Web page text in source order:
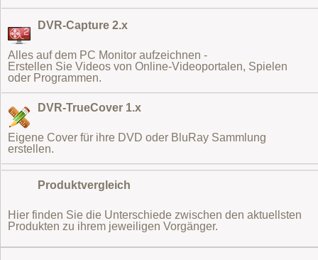
DVR-Capture 2.x
Alles auf dem PC Monitor aufzeichnen -
Erstellen Sie Videos von Online-Videoportalen, Spielen
oder Programmen.
DVR-TrueCover 1.x
Eigene Cover für ihre DVD oder BluRay Sammlung
erstellen.
Produktvergleich
Hier finden Sie die Unterschiede zwischen den aktuellsten
Produkten zu ihrem jeweiligen Vorgänger.